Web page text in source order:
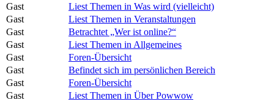
Gast
Liest Themen in Was wird (vielleicht)
Gast
Liest Themen in Veranstaltungen
Gast
Betrachtet „Wer ist online?“
Gast
Liest Themen in Allgemeines
Gast
Foren-Übersicht
Gast
Befindet sich im persönlichen Bereich
Gast
Foren-Übersicht
Gast
Liest Themen in Über Powwow